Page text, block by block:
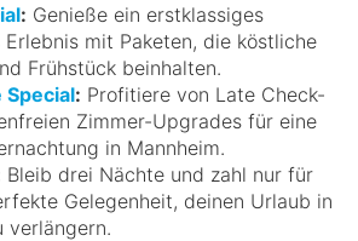
: Genieße ein erstklassiges
Erlebnis mit Paketen, die köstliche
Frühstück beinhalten.
Special: Profitiere von Late Check-
Zimmer-Upgrades für eine
in Mannheim.
Bleib drei Nächte und zahl nur für
Gelegenheit, deinen Urlaub in
verlängern.